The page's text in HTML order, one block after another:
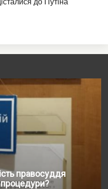
правосуддя